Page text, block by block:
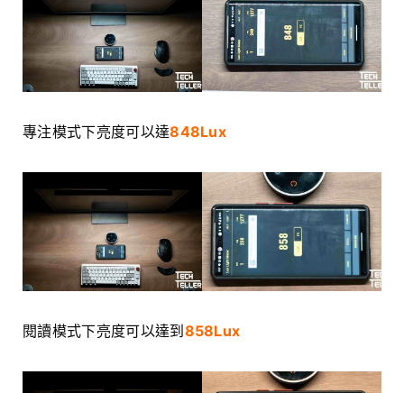
專注模式下亮度可以達848Lux
閱讀模式下亮度可以達到 858Lux